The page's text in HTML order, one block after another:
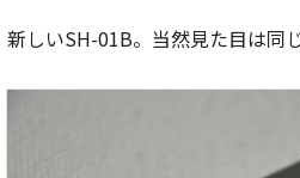
新しいSH-01B。当然見た目は同じ